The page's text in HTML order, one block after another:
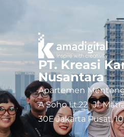
PT. Kreasi
Nusantara
Apartemen
A Soho Lt.22 Jl.
30E Jakarta Pusat,